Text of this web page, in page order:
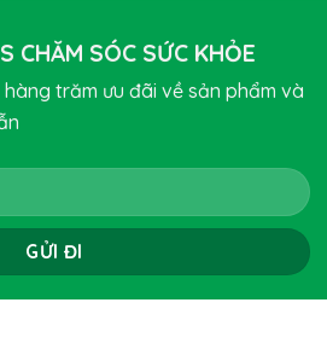
CHĂM SÓC SỨC KHỎE
hàng trăm ưu đãi về sản phẩm và